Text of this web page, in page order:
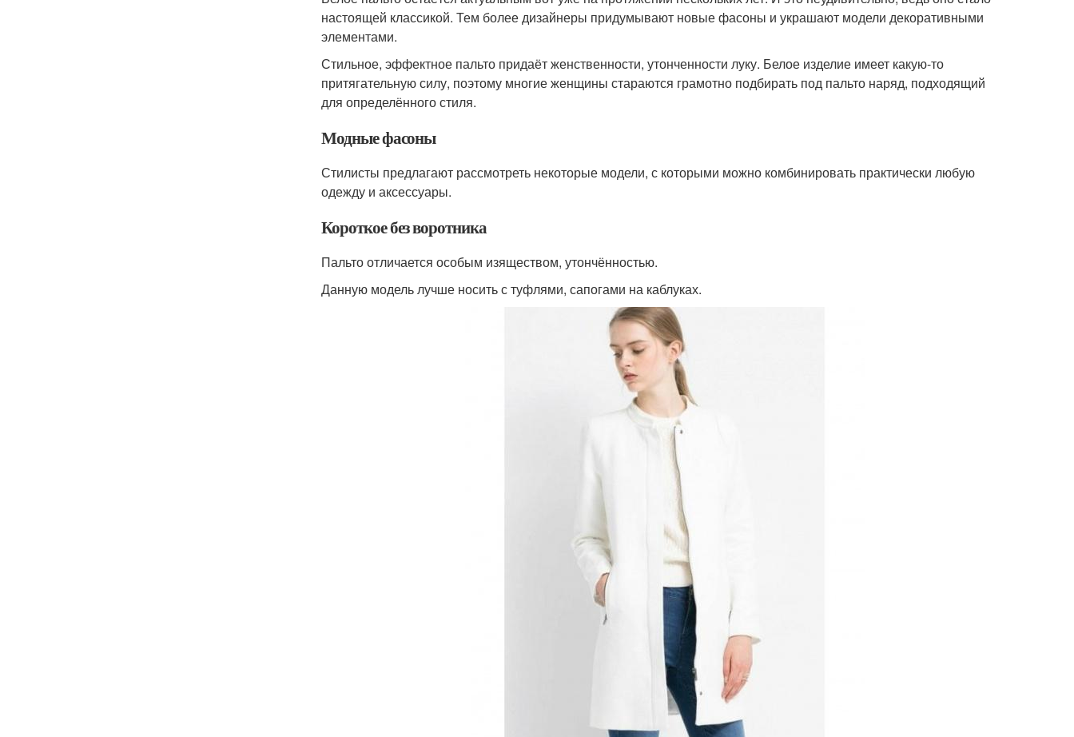
настоящей классикой. Тем более дизайнеры придумывают новые фасоны и украшают модели декоративными
элементами.
Стильное, эффектное пальто придаёт женственности, утонченности луку. Белое изделие имеет какую-то
притягательную силу, поэтому многие женщины стараются грамотно подбирать под пальто наряд, подходящий
для определённого стиля.
Модные фасоны
Стилисты предлагают рассмотреть некоторые модели, с которыми можно комбинировать практически любую
одежду и аксессуары.
Короткое без воротника
Пальто отличается особым изяществом, утончённостью.
Данную модель лучше носить с туфлями, сапогами на каблуках.